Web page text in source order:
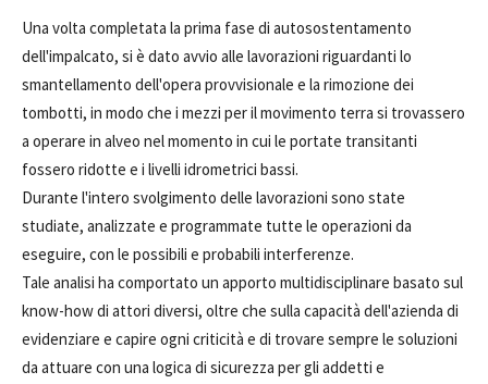
Una volta completata la prima fase di autosostentamento
dell'impalcato, si è dato avvio alle lavorazioni riguardanti lo
smantellamento dell'opera provvisionale e la rimozione dei
tombotti, in modo che i mezzi per il movimento terra si trovassero
a operare in alveo nel momento in cui le portate transitanti
fossero ridotte e i livelli idrometrici bassi.
Durante l'intero svolgimento delle lavorazioni sono state
studiate, analizzate e programmate tutte le operazioni da
eseguire, con le possibili e probabili interferenze.
Tale analisi ha comportato un apporto multidisciplinare basato sul
know-how di attori diversi, oltre che sulla capacità dell'azienda di
evidenziare e capire ogni criticità e di trovare sempre le soluzioni
da attuare con una logica di sicurezza per gli addetti e